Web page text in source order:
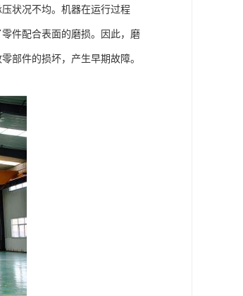
状况不均。机器在运行过程
件配合表面的磨损。因此，磨
部件的损坏，产生早期故障。